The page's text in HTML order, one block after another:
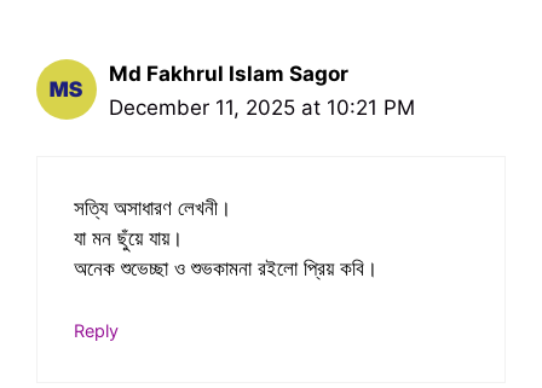
Md Fakhrul Islam Sagor
December 11, 2025 at 10:21 PM
সত্যি অসাধারণ লেখনী।
যা মন ছুঁয়ে যায়।
অনেক শুভেচ্ছা ও শুভকামনা রইলো প্রিয় কবি।
Reply